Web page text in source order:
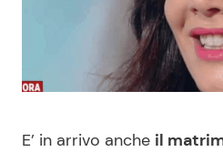
E’ in arrivo anche il